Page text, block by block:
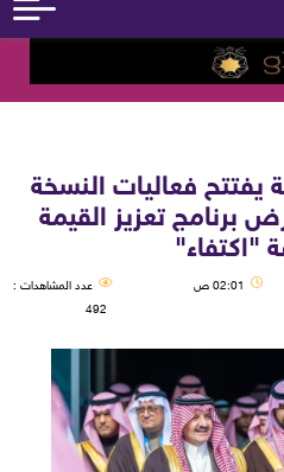
يفتتح فعاليات النسخة
برنامج تعزيز القيمة
"اكتفاء"
02:01 ص
عدد المشاهدات :
492